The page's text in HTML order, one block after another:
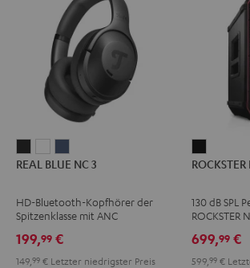
BLUE
3
Night
Black
BLUE
3
Pearl
White
BLUE
3
Steel
REAL BLUE NC 3
HD-Bluetooth-Kopfhörer der
Spitzenklasse mit ANC
199,99 €
149, 99 € Letzter niedrigster Preis
NEO
130 dB SPL
ROCKSTER
699,99 €
599, 99 €